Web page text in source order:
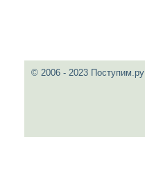
© 2006 - 2023 Поступим.ру